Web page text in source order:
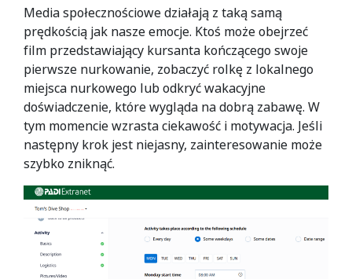
Media społecznościowe działają z taką samą
prędkością jak nasze emocje. Ktoś może obejrzeć
film przedstawiający kursanta kończącego swoje
pierwsze nurkowanie, zobaczyć rolkę z lokalnego
miejsca nurkowego lub odkryć wakacyjne
doświadczenie, które wygląda na dobrą zabawę. W
tym momencie wzrasta ciekawość i motywacja. Jeśli
następny krok jest niejasny, zainteresowanie może
szybko zniknąć.